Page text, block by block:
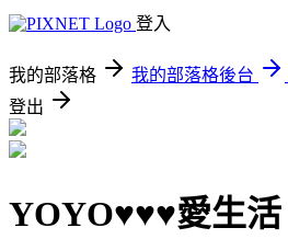
登入
我的部落格 我的部落格後台
登出
YOYO♥♥♥愛生活